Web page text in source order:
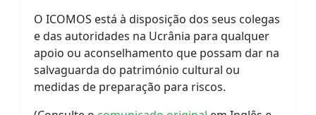
O ICOMOS está à disposição dos seus colegas
e das autoridades na Ucrânia para qualquer
apoio ou aconselhamento que possam dar na
salvaguarda do património cultural ou
medidas de preparação para riscos.